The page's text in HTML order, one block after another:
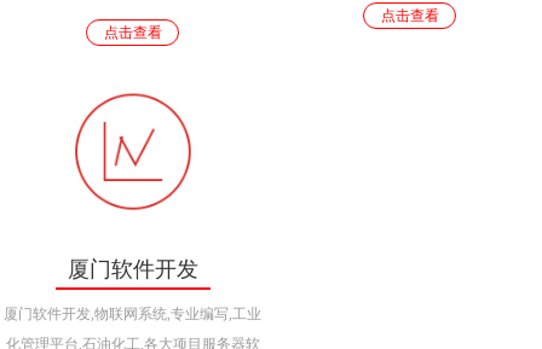
点击查看
点击查看
厦门软件开发
厦门软件开发,物联网系统,专业编写,工业
化管理平台,石油化工,各大项目服务器软